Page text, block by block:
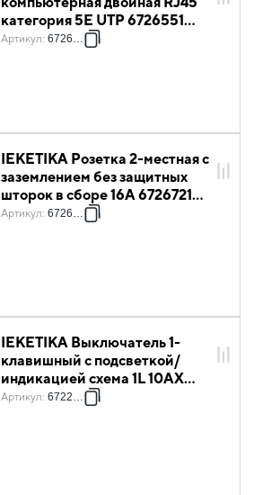
категория 5Е UTP 6726551
антрацит IEK
Артикул: 6726551
IEKETIKA Розетка 2-местная с
заземлением без защитных
шторок в сборе 16А 6726721
антрацит IEK
Артикул: 6726721
IEKETIKA Выключатель 1-
клавишный с подсветкой/
индикацией схема 1L 10АХ
безвинтовые зажимы 6722031
Артикул: 6722031